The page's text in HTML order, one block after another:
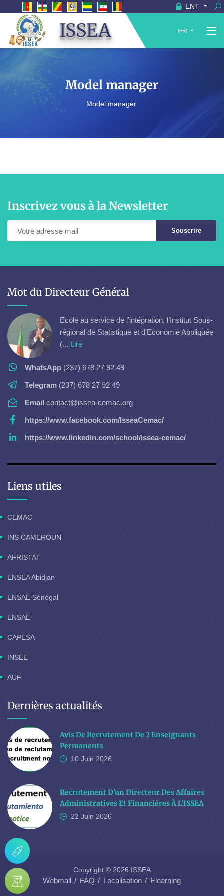
ENT
ISSEA (FR)
Model manager
Model manager
Inscrivez vous à la Newsletter
Souscrire
Mot du Directeur Général
Ecole au service de l’intégration, l’Institut Sous-
régional de Statistique et d’Economie Appliquée
(... Lire
WhatsApp (237) 678 27 92 49
Telegram (237) 678 27 92 49
Email contact@issea-cemac.org
https://www.facebook.com/IsseaCemac/
https://www.linkedin.com/school/issea-cemac/
Liens utiles
CEMAC
INS CAMEROUN
AFRISTAT
ENSEA Abidjan
ENSAE Sénégal
ENSAE
CAPESA
INSEE
AUF
Dernières actualités
Avis De Recrutement De 2 Enseignants
Permanents
10 Juin 2026
Recrutement D'un Directeur Des Affaires
Administratives Et Financières À L'ISSEA
22 Juin 2026
Copyright © 2026 ISSEA
Webmail FAQ Localisation Elearning